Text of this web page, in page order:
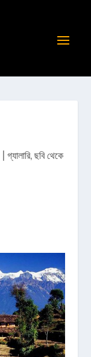
| গ্যালারি,ছবি থেকে